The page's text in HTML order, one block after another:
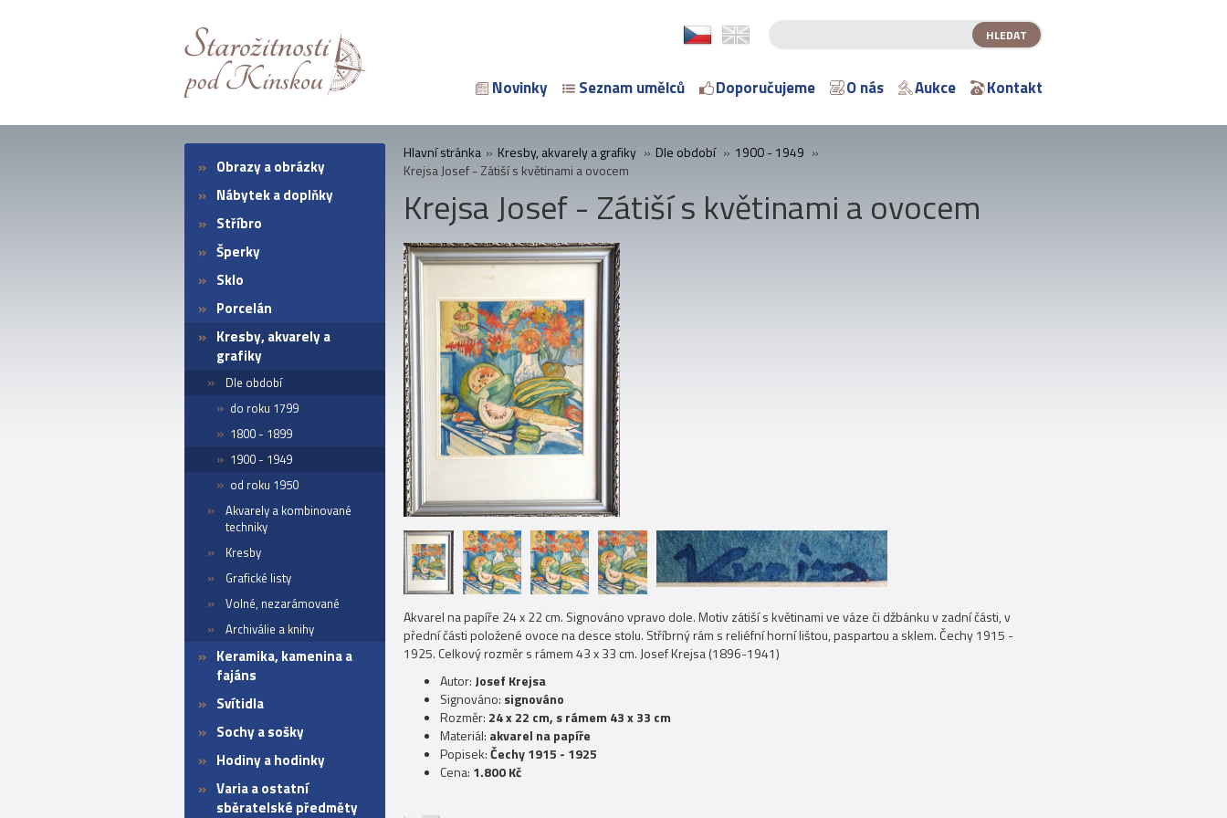
Novinky Seznam umělců Doporučujeme O nás Aukce Kontakt
Obrazy a obrázky
Nábytek a doplňky
Stříbro
Šperky
Sklo
Porcelán
Kresby, akvarely a
grafiky
Dle období
do roku 1799
1800 - 1899
1900 - 1949
od roku 1950
Akvarely a kombinované
techniky
Kresby
Grafické listy
Volné, nezarámované
Archiválie a knihy
Keramika, kamenina a
fajáns
Svítidla
Sochy a sošky
Hodiny a hodinky
Varia a ostatní
sběratelské předměty
Hlavní stránka » Kresby, akvarely a grafiky » Dle období » 1900 - 1949 »
Krejsa Josef - Zátiší s květinami a ovocem
Krejsa Josef - Zátiší s květinami a ovocem
Akvarel na papíře 24 x 22 cm. Signováno vpravo dole. Motiv zátiší s květinami ve váze či džbánku v zadní části, v
přední části položené ovoce na desce stolu. Stříbrný rám s reliéfní horní lištou, paspartou a sklem. Čechy 1915 -
1925. Celkový rozměr s rámem 43 x 33 cm. Josef Krejsa (1896-1941)
Autor: Josef Krejsa
Signováno: signováno
Rozměr: 24 x 22 cm, s rámem 43 x 33 cm
Materiál: akvarel na papíře
Popisek:Čechy 1915 - 1925
Cena: 1.800 Kč